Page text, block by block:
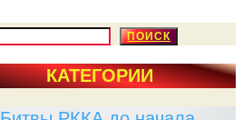
ПОИСК
КАТЕГОРИИ